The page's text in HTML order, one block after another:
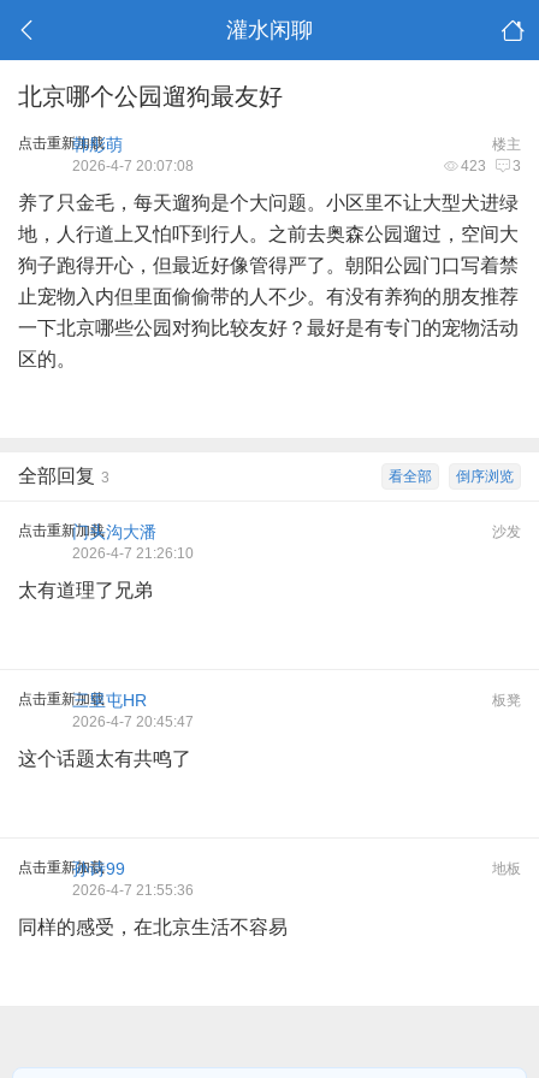
灌水闲聊
北京哪个公园遛狗最友好
点击重新加载 楼主
韩彤萌
423 3
2026-4-7 20:07:08
养了只金毛，每天遛狗是个大问题。小区里不让大型犬进绿
地，人行道上又怕吓到行人。之前去奥森公园遛过，空间大
狗子跑得开心，但最近好像管得严了。朝阳公园门口写着禁
止宠物入内但里面偷偷带的人不少。有没有养狗的朋友推荐
一下北京哪些公园对狗比较友好？最好是有专门的宠物活动
区的。
倒序浏览
看全部
全部回复 3
点击重新加载 沙发
门头沟大潘
2026-4-7 21:26:10
太有道理了兄弟
点击重新加载 板凳
三里屯HR
2026-4-7 20:45:47
这个话题太有共鸣了
点击重新加载 地板
孙诗99
2026-4-7 21:55:36
同样的感受，在北京生活不容易